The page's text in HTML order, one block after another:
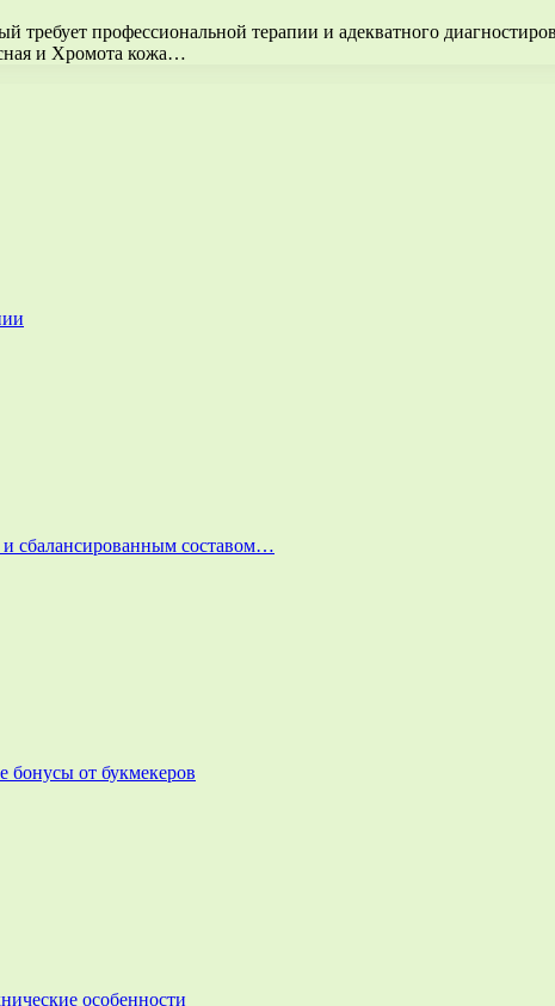
требует профессиональной терапии и адекватного
и Хромота кожа…
сбалансированным составом…
бонусы от букмекеров
особенности